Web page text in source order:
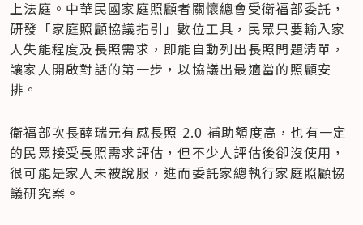
上法庭。中華民國家庭照顧者關懷總會受衛福部委託，
研發「家庭照顧協議指引」數位工具，民眾只要輸入家
人失能程度及長照需求，即能自動列出長照問題清單，
讓家人開啟對話的第一步，以協議出最適當的照顧安
排。
衛福部次長薛瑞元有感長照 2.0 補助額度高，也有一定
的民眾接受長照需求評估，但不少人評估後卻沒使用，
很可能是家人未被說服，進而委託家總執行家庭照顧協
議研究案。